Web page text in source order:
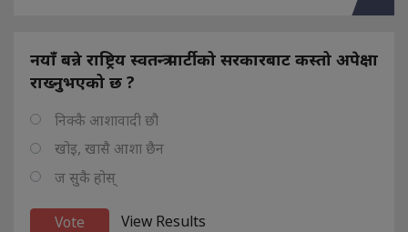
नयाँ बन्ने राष्ट्रिय स्वतन्त्र पार्टीको सरकारबाट कस्तो अपेक्षा
राख्नुभएको छ ?
निक्कै आशावादी छौ
खोइ, खासै आशा छैन
ज सुकै होस्
View Results